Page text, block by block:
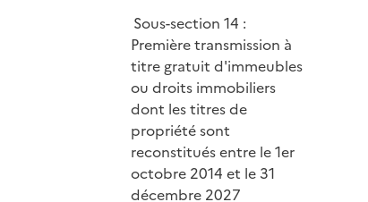
Sous-section 14 :
Première transmission à
titre gratuit d'immeubles
ou droits immobiliers
dont les titres de
propriété sont
reconstitués entre le 1er
octobre 2014 et le 31
décembre 2027